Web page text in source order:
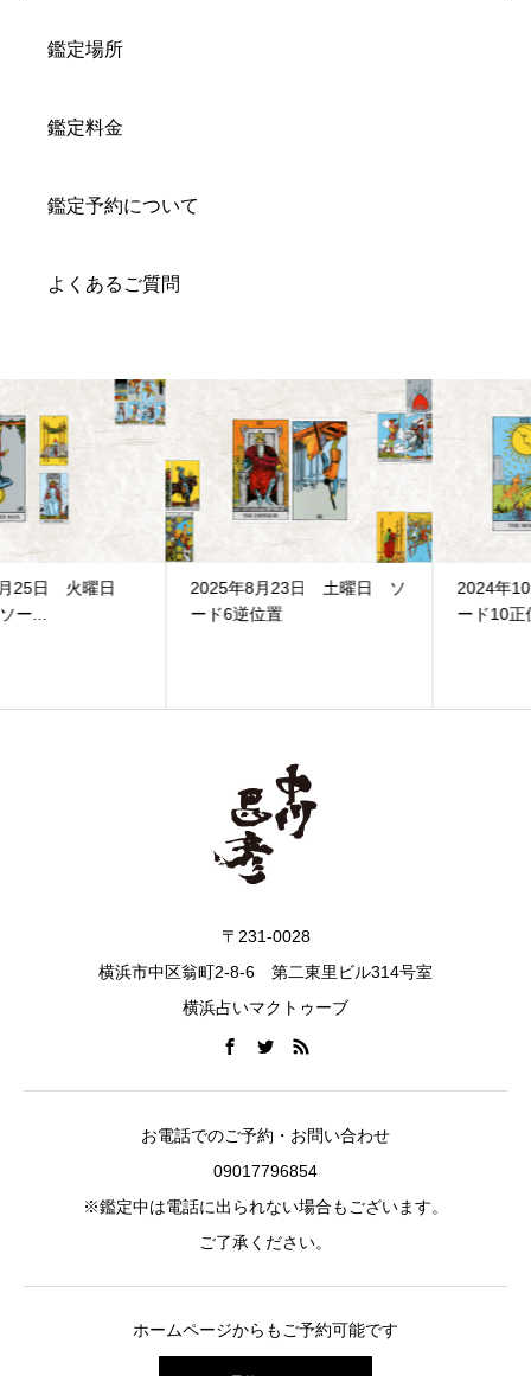
鑑定場所
鑑定料金
鑑定予約について
よくあるご質問
2025年8月23日 土曜日 ソ
ード6逆位置
2024年10月6日 日曜日 ソ
〒231-0028
横浜市中区翁町2-8-6 第二東里ビル314号室
横浜占いマクトゥーブ
お電話でのご予約・お問い合わせ
09017796854
※鑑定中は電話に出られない場合もございます。
ご了承ください。
ホームページからもご予約可能です